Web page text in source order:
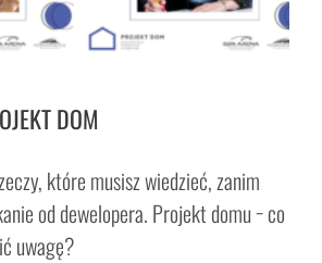
DOM
które musisz wiedzieć, zanim
od dewelopera. Projekt domu − co
uwagę?